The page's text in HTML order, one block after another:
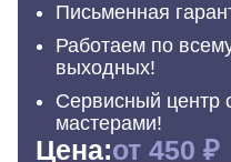
Письменная
Работаем по
выходных!
Сервисный центр
мастерами!
Цена:от 450 ₽